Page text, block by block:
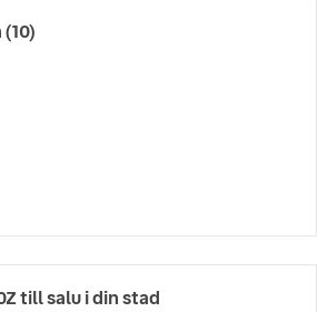
(10)
till salu i din stad